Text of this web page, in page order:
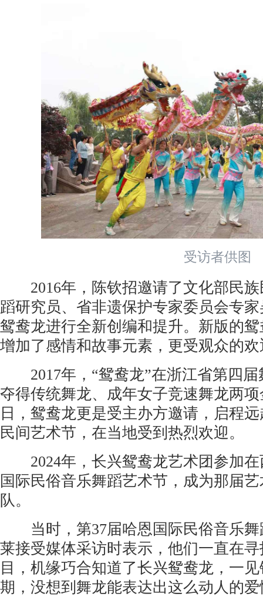
受访者供图
2016年，陈钦招邀请了文化部民族
蹈研究员、省非遗保护专家委员会专
鸳鸯龙进行全新创编和提升。新版的
增加了感情和故事元素，更受观众的
2017年，“鸳鸯龙”在浙江省第四届
夺得传统舞龙、成年女子竞速舞龙两
日，鸳鸯龙更是受主办方邀请，启程
民间艺术节，在当地受到热烈欢迎。
2024年，长兴鸳鸯龙艺术团参加在
国际民俗音乐舞蹈艺术节，成为那届
队。
当时，第37届哈恩国际民俗音乐舞
莱接受媒体采访时表示，他们一直在
目，机缘巧合知道了长兴鸳鸯龙，一
期，没想到舞龙能表达出这么动人的